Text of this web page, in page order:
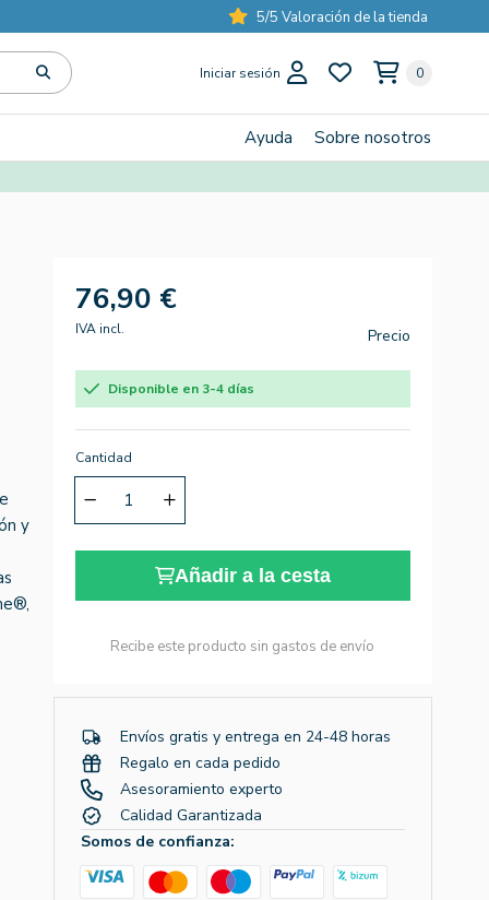
5/5 Valoración de la tienda
Iniciar sesión 0
Ayuda Sobre nosotros
y
76,90 €
IVA incl. Precio
Disponible en 3-4 días
Cantidad
Añadir a la cesta
Recibe este producto sin gastos de envío
Envíos gratis y entrega en 24-48 horas
Regalo en cada pedido
Asesoramiento experto
Calidad Garantizada
Somos de confianza: